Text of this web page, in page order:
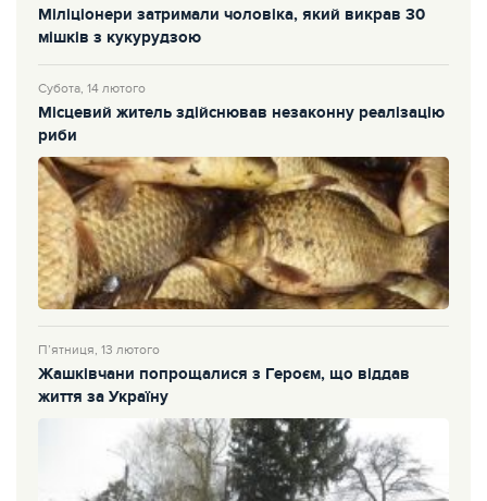
Міліціонери затримали чоловіка, який викрав 30
мішків з кукурудзою
Субота, 14 лютого
Місцевий житель здійснював незаконну реалізацію
риби
П’ятниця, 13 лютого
Жашківчани попрощалися з Героєм, що віддав
життя за Україну